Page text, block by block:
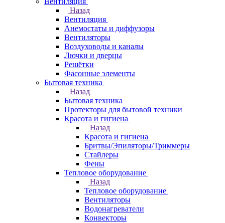
Назад
Вентиляция
Анемостаты и диффузоры
Вентиляторы
Воздуховоды и каналы
Лючки и дверцы
Решётки
Фасонные элементы
Бытовая техника
Назад
Бытовая техника
Протекторы для бытовой техники
Красота и гигиена
Назад
Красота и гигиена
Бритвы/Эпиляторы/Триммеры
Стайлеры
Фены
Тепловое оборудование
Назад
Тепловое оборудование
Вентиляторы
Водонагреватели
Конвекторы